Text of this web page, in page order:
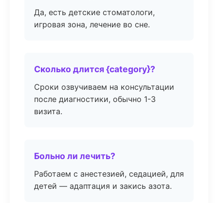
Да, есть детские стоматологи,
игровая зона, лечение во сне.
Сколько длится {category}?
Сроки озвучиваем на консультации
после диагностики, обычно 1-3
визита.
Больно ли лечить?
Работаем с анестезией, седацией, для
детей — адаптация и закись азота.